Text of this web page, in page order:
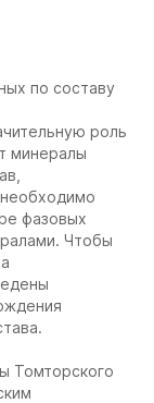
по составу
роль
минералы
фазовых
Чтобы
Томторского